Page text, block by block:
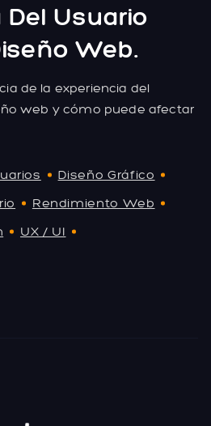
Usuario
Web.
de la experiencia del
web y cómo puede afectar
Diseño Gráfico
Rendimiento Web
UX / UI